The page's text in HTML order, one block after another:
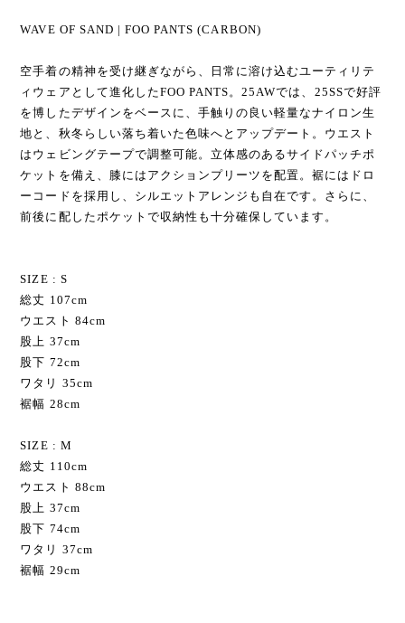
WAVE OF SAND | FOO PANTS (CARBON)
空手着の精神を受け継ぎながら、日常に溶け込むユーティリテ
ィウェアとして進化したFOO PANTS。25AWでは、25SSで好評
を博したデザインをベースに、手触りの良い軽量なナイロン生
地と、秋冬らしい落ち着いた色味へとアップデート。ウエスト
はウェビングテープで調整可能。立体感のあるサイドパッチポ
ケットを備え、膝にはアクションプリーツを配置。裾にはドロ
ーコードを採用し、シルエットアレンジも自在です。さらに、
前後に配したポケットで収納性も十分確保しています。
SIZE : S
総丈 107cm
ウエスト 84cm
股上 37cm
股下 72cm
ワタリ 35cm
裾幅 28cm
SIZE : M
総丈 110cm
ウエスト 88cm
股上 37cm
股下 74cm
ワタリ 37cm
裾幅 29cm